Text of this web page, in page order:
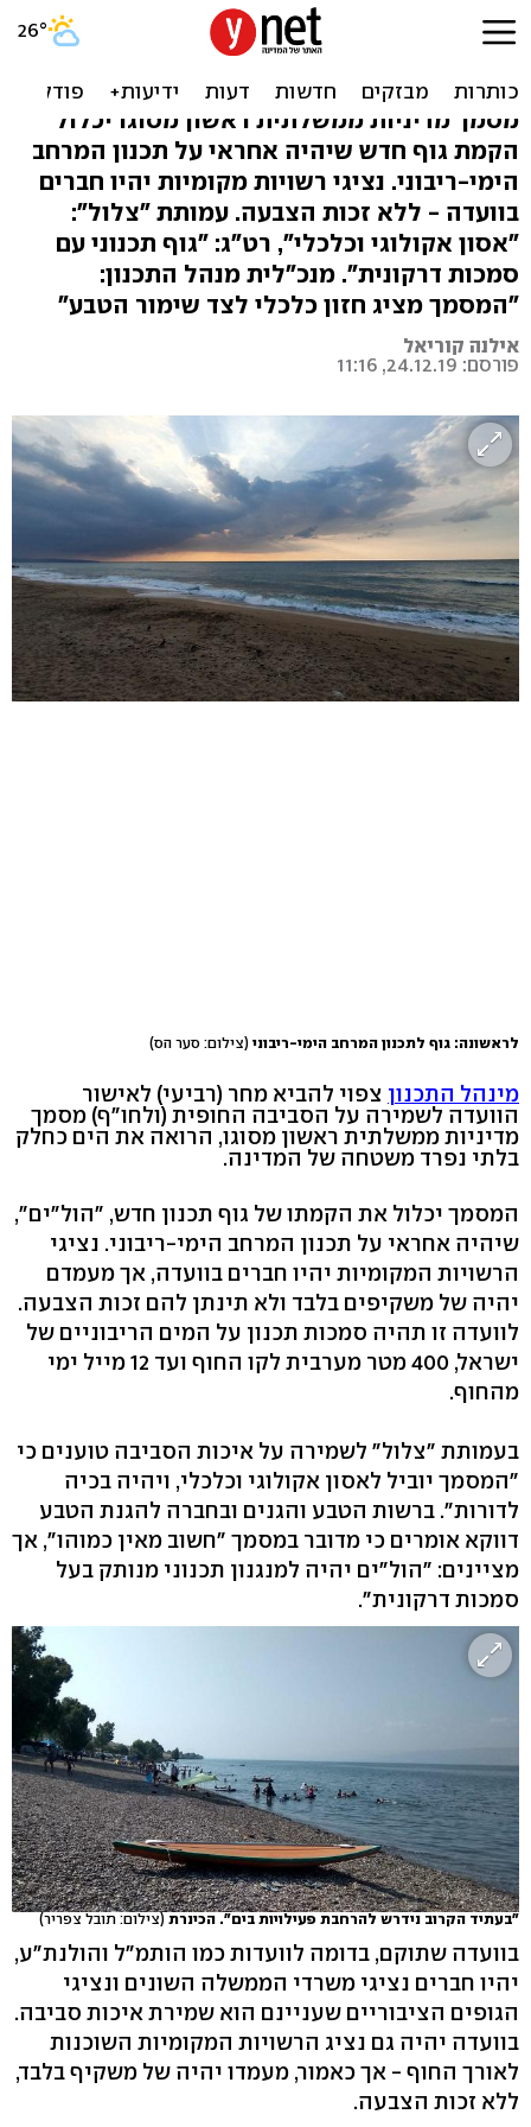
הוועדה שתשלוט על המרחב
הימי של ישראל
מסמך מדיניות ממשלתית ראשון מסוגו יכלול
הקמת גוף חדש שיהיה אחראי על תכנון המרחב
הימי-ריבוני. נציגי רשויות מקומיות יהיו חברים
בוועדה - ללא זכות הצבעה. עמותת "צלול":
"אסון אקולוגי וכלכלי", רט"ג: "גוף תכנוני עם
סמכות דרקונית". מנכ"לית מנהל התכנון:
"המסמך מציג חזון כלכלי לצד שימור הטבע"
אילנה קוריאל
פורסם: 24.12.19, 11:16
לראשונה: גוף לתכנון המרחב הימי-ריבוני (צילום: סער הס)
מינהל התכנון צפוי להביא מחר (רביעי) לאישור
הוועדה לשמירה על הסביבה החופית (ולחו"ף) מסמך
מדיניות ממשלתית ראשון מסוגו, הרואה את הים כחלק
בלתי נפרד משטחה של המדינה.
המסמך יכלול את הקמתו של גוף תכנון חדש, "הול"ים",
שיהיה אחראי על תכנון המרחב הימי-ריבוני. נציגי
הרשויות המקומיות יהיו חברים בוועדה, אך מעמדם
יהיה של משקיפים בלבד ולא תינתן להם זכות הצבעה.
לוועדה זו תהיה סמכות תכנון על המים הריבוניים של
ישראל, 400 מטר מערבית לקו החוף ועד 12 מייל ימי
מהחוף.
בעמותת "צלול" לשמירה על איכות הסביבה טוענים כי
"המסמך יוביל לאסון אקולוגי וכלכלי, ויהיה בכיה
לדורות". ברשות הטבע והגנים ובחברה להגנת הטבע
דווקא אומרים כי מדובר במסמך "חשוב מאין כמוהו", אך
מציינים: "הול"ים יהיה למנגנון תכנוני מנותק בעל
סמכות דרקונית".
"בעתיד הקרוב נידרש להרחבת פעילויות בים". הכינרת(צילום: תובל צפריר)
בוועדה שתוקם, בדומה לוועדות כמו הותמ"ל והולנת"ע,
יהיו חברים נציגי משרדי הממשלה השונים ונציגי
הגופים הציבוריים שעניינם הוא שמירת איכות סביבה.
בוועדה יהיה גם נציג הרשויות המקומיות השוכנות
לאורך החוף - אך כאמור, מעמדו יהיה של משקיף בלבד,
ללא זכות הצבעה.